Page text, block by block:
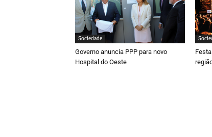
Sociedade
Governo anuncia PPP para novo
Hospital do Oeste